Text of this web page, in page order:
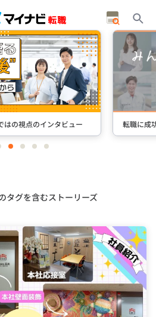
職に成功した先輩たちのインタビュー
itemitemitemitem
タグを含むストーリーズ